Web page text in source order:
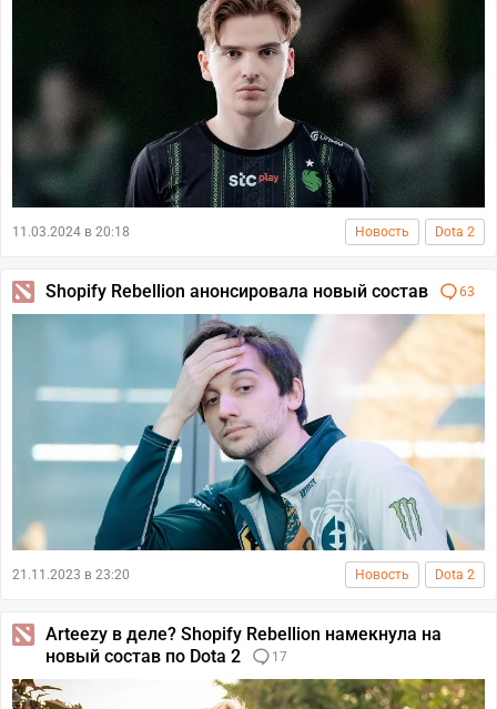
11.03.2024 в 20:18 Новость Dota 2
Shopify Rebellion анонсировала новый состав 63
21.11.2023 в 23:20 Новость Dota 2
Arteezy в деле? Shopify Rebellion намекнула на
новый состав по Dota 2
17